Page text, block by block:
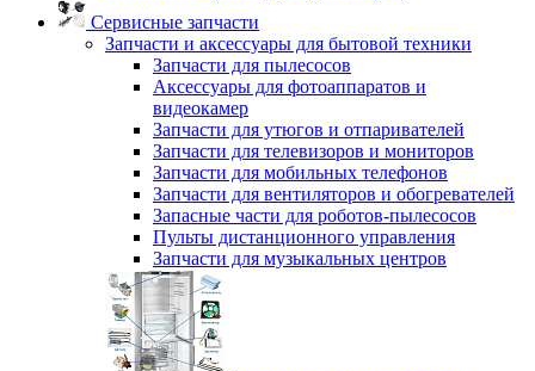
Сервисные запчасти
Запчасти и аксессуары для бытовой техники
Запчасти для пылесосов
Аксессуары для фотоаппаратов и
видеокамер
Запчасти для утюгов и отпаривателей
Запчасти для телевизоров и мониторов
Запчасти для мобильных телефонов
Запчасти для вентиляторов и обогревателей
Запасные части для роботов-пылесосов
Пульты дистанционного управления
Запчасти для музыкальных центров